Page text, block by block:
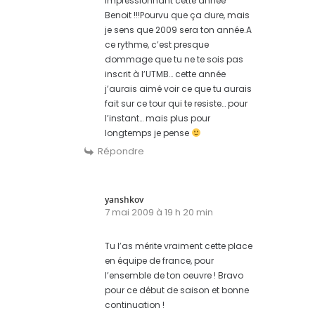
Benoit !!!Pourvu que ça dure, mais
je sens que 2009 sera ton année.A
ce rythme, c’est presque
dommage que tu ne te sois pas
inscrit à l’UTMB… cette année
j’aurais aimé voir ce que tu aurais
fait sur ce tour qui te resiste… pour
l’instant… mais plus pour
longtemps je pense
Répondre
yanshkov
7 mai 2009 à 19 h 20 min
Tu l’as mérite vraiment cette place
en équipe de france, pour
l’ensemble de ton oeuvre ! Bravo
pour ce début de saison et bonne
continuation !